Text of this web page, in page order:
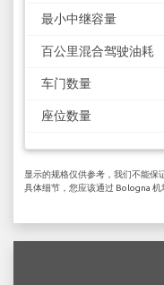
最小中继容量
百公里混合驾驶油耗
车门数量
座位数量
显示的规格仅供参考，我们不能保
具体细节，您应该通过 Bologna 机